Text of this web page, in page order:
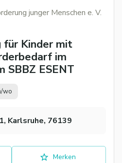
junger Menschen e. V.
für Kinder mit
im
SBBZ ESENT
wo
Karlsruhe, 76139
Merken